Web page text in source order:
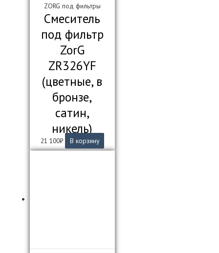
ZORG под фильтры
Смеситель
под фильтр
ZorG
ZR326YF
(цветные, в
бронзе,
сатин,
никель)
21 100₽ В корзину